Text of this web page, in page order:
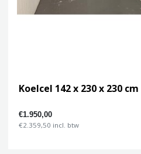
Koelcel 142 x 230 x 230 cm
€1.950,00
€2.359,50 incl. btw